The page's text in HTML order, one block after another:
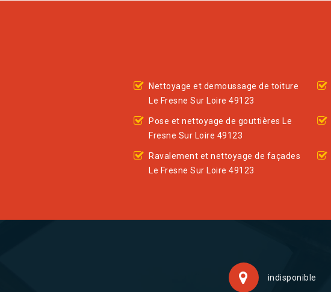
Nettoyage et demoussage de toiture
Le Fresne Sur Loire 49123
Pose et nettoyage de gouttières Le
Fresne Sur Loire 49123
Ravalement et nettoyage de façades
Le Fresne Sur Loire 49123
indisponible